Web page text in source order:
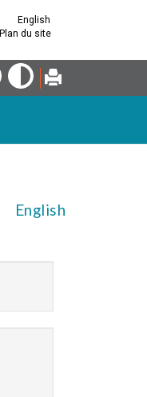
English
Plan du site
English